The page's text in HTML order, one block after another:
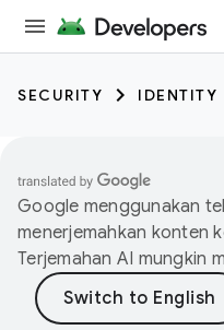
SECURITY IDENTITY
Google menggunakan
menerjemahkan konten
Terjemahan AI mungkin